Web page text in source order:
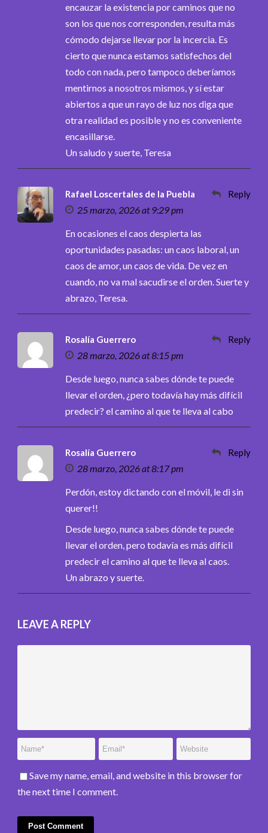
encauzar la existencia por caminos que no
son los que nos corresponden, resulta más
cómodo dejarse llevar por la incercia. Es
cierto que nunca estamos satisfechos del
todo con nada, pero tampoco deberíamos
mentirnos a nosotros mismos, y sí estar
abiertos a que un rayo de luz nos diga que
otra realidad es posible y no es conveniente
encasillarse.
Un saludo y suerte, Teresa
Rafael Loscertales de la Puebla
25 marzo, 2026 at 9:29 pm
Reply
En ocasiones el caos despierta las
oportunidades pasadas: un caos laboral, un
caos de amor, un caos de vida. De vez en
cuando, no va mal sacudirse el orden. Suerte y
abrazo, Teresa.
Rosalía Guerrero
28 marzo, 2026 at 8:15 pm
Reply
Desde luego, nunca sabes dónde te puede
llevar el orden, ¿pero todavía hay más difícil
predecir? el camino al que te lleva al cabo
Rosalía Guerrero
28 marzo, 2026 at 8:17 pm
Reply
Perdón, estoy dictando con el móvil, le di sin
querer!!
Desde luego, nunca sabes dónde te puede
llevar el orden, pero todavía es más difícil
predecir el camino al que te lleva al caos.
Un abrazo y suerte.
LEAVE A REPLY
Save my name, email, and website in this browser for
the next time I comment.